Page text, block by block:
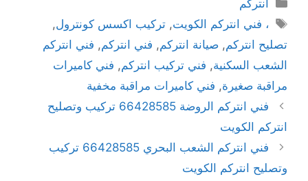
انتركم
، فني انتركم الكويت,تركيب اكسس كونترول,
تصليح انتركم, صيانة انتركم, فني انتركم, فني انتركم
الشعب السكنية, فني تركيب انتركم, فني كاميرات
مراقبة صغيرة, فني كاميرات مراقبة مخفية
فني انتركم الروضة 66428585 تركيب وتصليح
انتركم الكويت
فني انتركم الشعب البحري 66428585 تركيب
وتصليح انتركم الكويت